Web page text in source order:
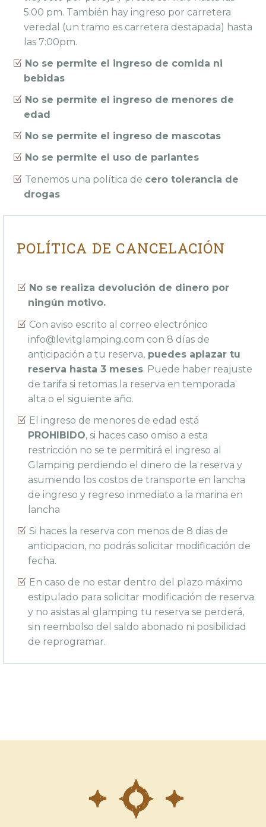
5:00 pm. También hay ingreso por carretera
veredal (un tramo es carretera destapada) hasta
las 7:00pm.
No se permite el ingreso de comida ni
bebidas
No se permite el ingreso de menores de
edad
No se permite el ingreso de mascotas
No se permite el uso de parlantes
Tenemos una política de cero tolerancia de
drogas
POLÍTICA DE CANCELACIÓN
No se realiza devolución de dinero por
ningún motivo.
Con aviso escrito al correo electrónico
info@levitglamping.com con 8 días de
anticipación a tu reserva, puedes aplazar tu
reserva hasta 3 meses. Puede haber reajuste
de tarifa si retomas la reserva en temporada
alta o el siguiente año.
El ingreso de menores de edad está
PROHIBIDO, si haces caso omiso a esta
restricción no se te permitirá el ingreso al
Glamping perdiendo el dinero de la reserva y
asumiendo los costos de transporte en lancha
de ingreso y regreso inmediato a la marina en
lancha
Si haces la reserva con menos de 8 dias de
anticipacion, no podrás solicitar modificación de
fecha.
En caso de no estar dentro del plazo máximo
estipulado para solicitar modificación de reserva
y no asistas al glamping tu reserva se perderá,
sin reembolso del saldo abonado ni posibilidad
de reprogramar.